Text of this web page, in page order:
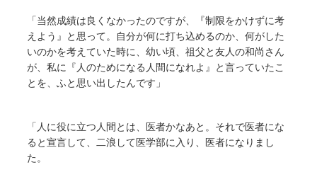
「当然成績は良くなかったのですが、『制限をかけずに考
えよう』と思って。自分が何に打ち込めるのか、何がした
いのかを考えていた時に、幼い頃、祖父と友人の和尚さん
が、私に『人のためになる人間になれよ』と言っていたこ
とを、ふと思い出したんです」
「人に役に立つ人間とは、医者かなあと。それで医者にな
ると宣言して、二浪して医学部に入り、医者になりまし
た。